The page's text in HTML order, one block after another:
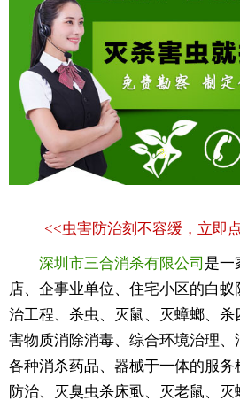
<<虫害防治刻不容缓，立即
深圳市三合消杀有限公司 是一
店、企事业单位、住宅小区的白
治工程、杀虫、灭鼠、灭蟑螂、
害物质消除消毒、综合环境治理、
各种消杀药品、器械于一体的服务
防治、灭臭虫杀床虱、灭老鼠、